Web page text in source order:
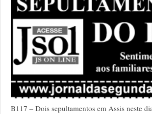
B117 – Dois sepultamentos em Assis neste